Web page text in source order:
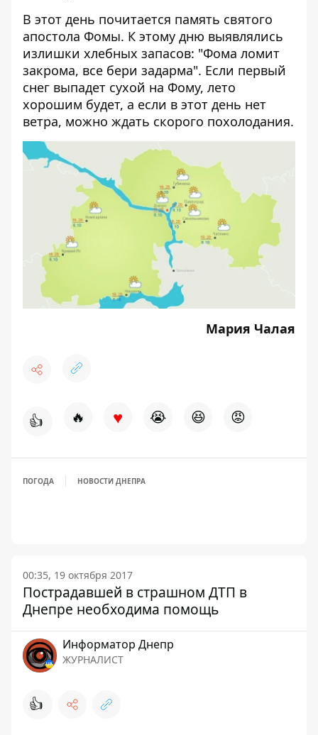
В этот день почитается память святого
апостола Фомы. К этому дню выявлялись
излишки хлебных запасов: "Фома ломит
закрома, все бери задарма". Если первый
снег выпадет сухой на Фому, лето
хорошим будет, а если в этот день нет
ветра, можно ждать скорого похолодания.
Мария Чалая
👍 🔥 ♥ 😭 😆 😡
ПОГОДА НОВОСТИ ДНЕПРА
00:35, 19 октября 2017
Пострадавшей в страшном ДТП в
Днепре необходима помощь
Информатор Днепр
ЖУРНАЛИСТ
👍